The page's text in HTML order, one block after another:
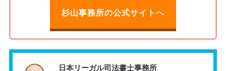
杉山事務所の公式サイトへ
日本リーガル司法書士事務所